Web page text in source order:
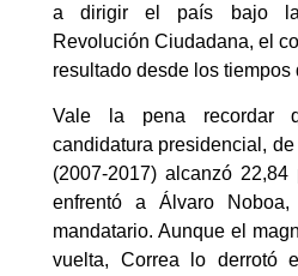
a dirigir el país bajo
Revolución Ciudadana, el
resultado desde los tiempos
Vale la pena recordar
candidatura presidencial,
(2007-2017) alcanzó
enfrentó a Álvaro
mandatario. Aunque el
vuelta, Correa lo derrotó